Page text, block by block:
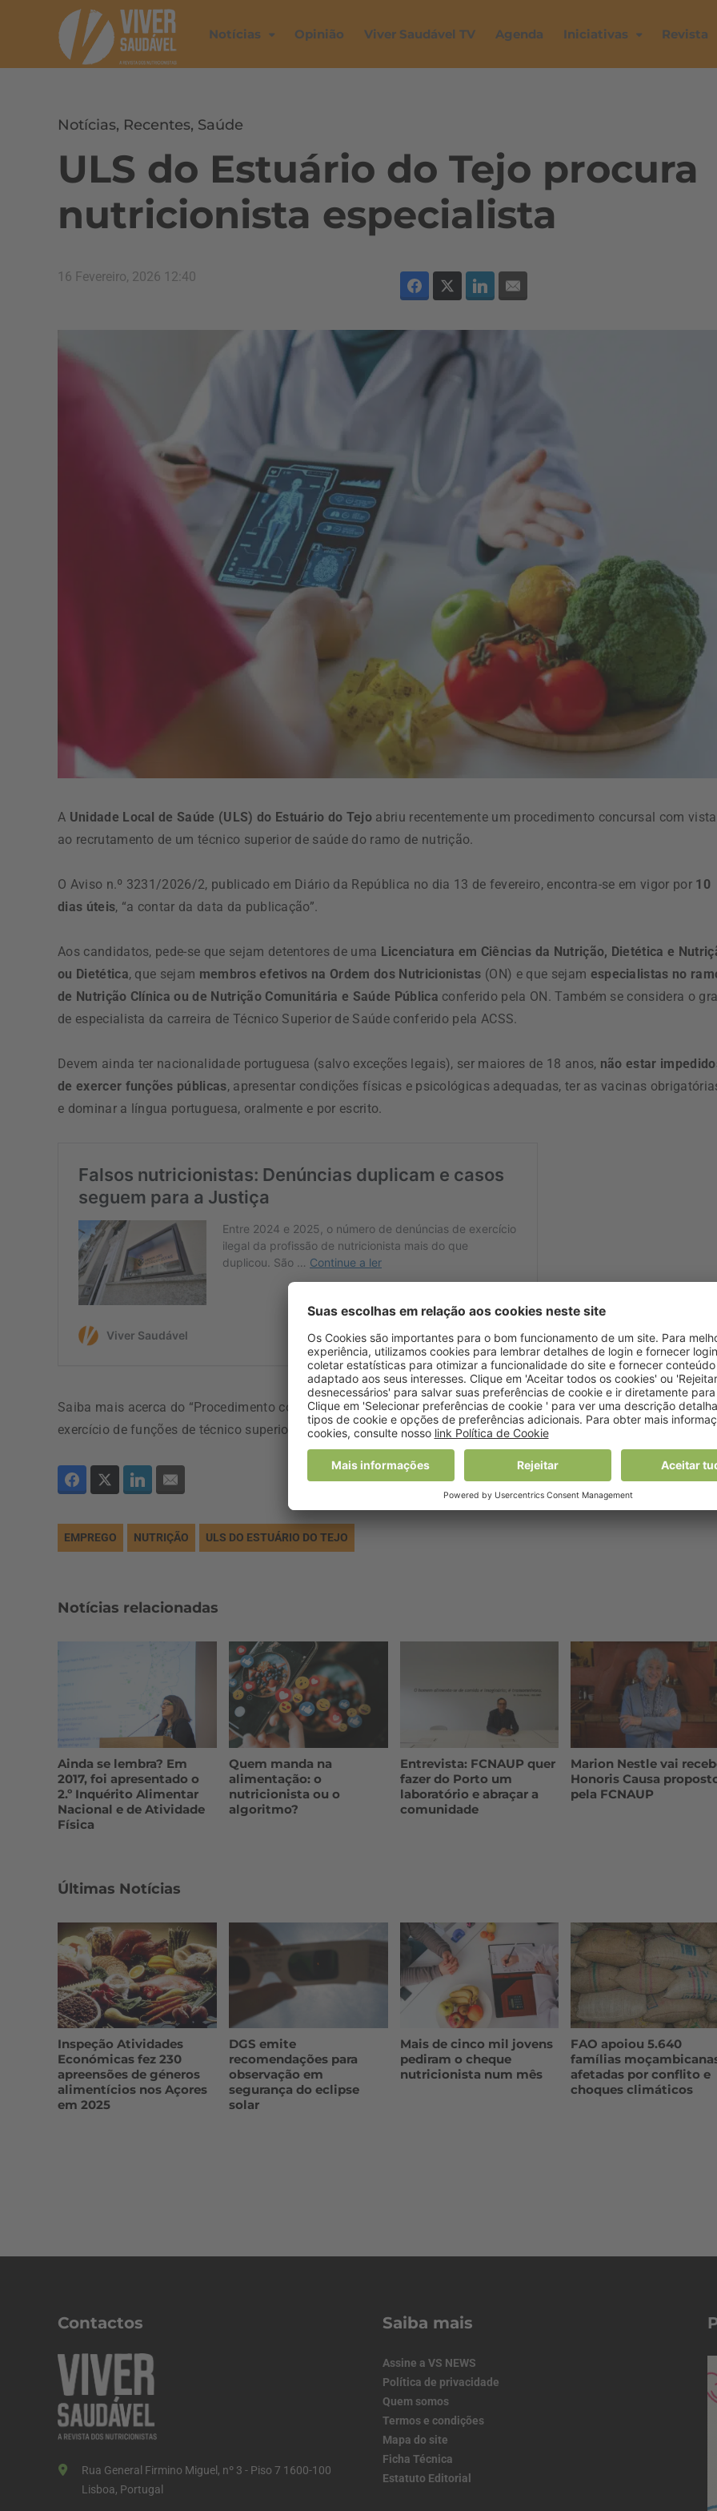
Notícias Opinião Viver Saudável TV Agenda Iniciativas Revista
Notícias, Recentes, Saúde
ULS do Estuário do Tejo procura
nutricionista especialista
16 Fevereiro, 2026 12:40
A Unidade Local de Saúde (ULS) do Estuário do Tejo abriu recentemente um procedimento concursal com vista
ao recrutamento de um técnico superior de saúde do ramo de nutrição.
O Aviso n.º 3231/2026/2, publicado em Diário da República no dia 13 de fevereiro, encontra-se em vigor por 10
dias úteis, “a contar da data da publicação”.
Aos candidatos, pede-se que sejam detentores de uma Licenciatura em Ciências da Nutrição, Dietética e
ou Dietética, que sejam membros efetivos na Ordem dos Nutricionistas (ON) e que sejam especialistas no
de Nutrição Clínica ou de Nutrição Comunitária e Saúde Pública conferido pela ON. Também se considera o
de especialista da carreira de Técnico Superior de Saúde conferido pela ACSS.
Devem ainda ter nacionalidade portuguesa (salvo exceções legais), ser maiores de 18 anos, não estar
de exercer funções públicas, apresentar condições físicas e psicológicas adequadas, ter as vacinas
e dominar a língua portuguesa, oralmente e por escrito.
Saiba mais acerca do “Procedimento concursal comum para constituição de reserva de recrutamento para o
exercício de funções de técnico superior de saúde do ramo de nutrição”aqui.
EMPREGO NUTRIÇÃO ULS DO ESTUÁRIO DO TEJO
Notícias relacionadas
Ainda se lembra? Em
2017, foi apresentado o
2.º Inquérito Alimentar
Nacional e de Atividade
Física
Quem manda na
alimentação: o
nutricionista ou o
algoritmo?
Entrevista: FCNAUP quer
fazer do Porto um
laboratório e abraçar a
comunidade
Marion Nestle vai
Honoris Causa
pela FCNAUP
Últimas Notícias
Inspeção Atividades
Económicas fez 230
apreensões de géneros
alimentícios nos Açores
em 2025
DGS emite
recomendações para
observação em
segurança do eclipse
solar
Mais de cinco mil jovens
pediram o cheque
nutricionista num mês
FAO apoiou 5.640
famílias
afetadas por conflito e
choques climáticos
Contactos
Rua General Firmino Miguel, nº 3 - Piso 7 1600-100
Lisboa, Portugal
Saiba mais
Assine a VS NEWS
Política de privacidade
Quem somos
Termos e condições
Mapa do site
Ficha Técnica
Estatuto Editorial